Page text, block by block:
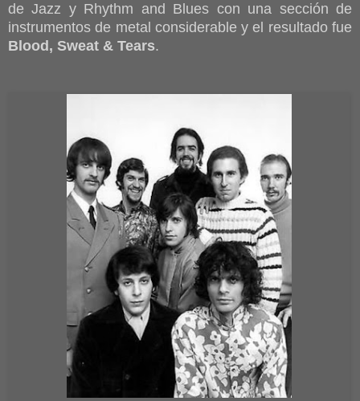
de Jazz y Rhythm and Blues con una sección de
instrumentos de metal considerable y el resultado fue
Blood, Sweat & Tears.